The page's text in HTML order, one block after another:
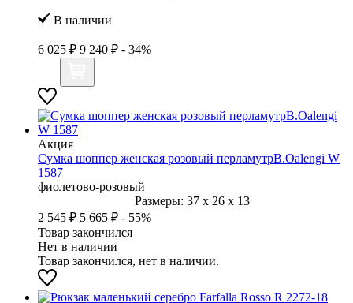
В наличии
6 025 ₽ 9 240 ₽ - 34%
Акция
Сумка шоппер женская розовый перламутрB.Oalengi W
1587
фиолетово-розовый
Размеры: 37 x 26 x 13
2 545 ₽ 5 665 ₽ - 55%
Товар закончился
Нет в наличии
Товар закончился, нет в наличии.